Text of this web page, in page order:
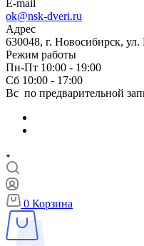
E-mail
ok@nsk-dveri.ru
Адрес
630048, г. Новосибирск,
Режим работы
Пн-Пт 10:00 - 19:00
Сб 10:00 - 17:00
Вс по предварительной
0 Корзина